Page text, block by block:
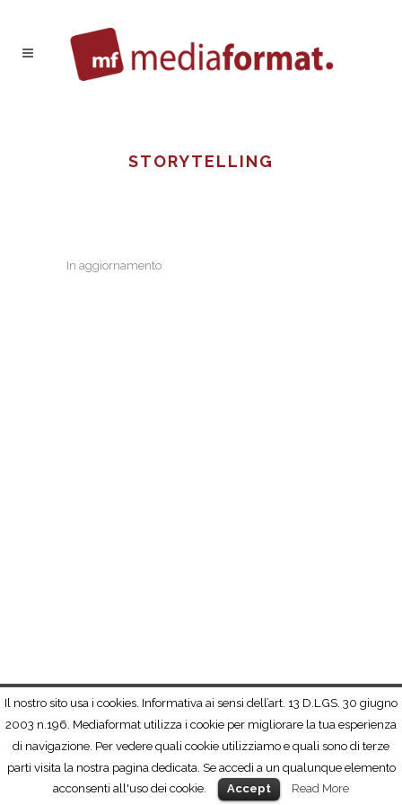
STORYTELLING
In aggiornamento
© Copyright Mediaformat 2016
Il nostro sito usa i cookies. Informativa ai sensi dell’art. 13 D.LGS. 30 giugno
2003 n.196. Mediaformat utilizza i cookie per migliorare la tua esperienza
di navigazione. Per vedere quali cookie utilizziamo e quali sono di terze
parti visita la nostra pagina dedicata. Se accedi a un qualunque elemento
acconsenti all'uso dei cookie.
Accept Read More